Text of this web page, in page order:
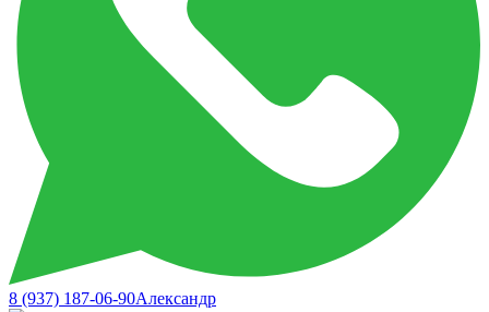
8 (937) 187-06-90Александр